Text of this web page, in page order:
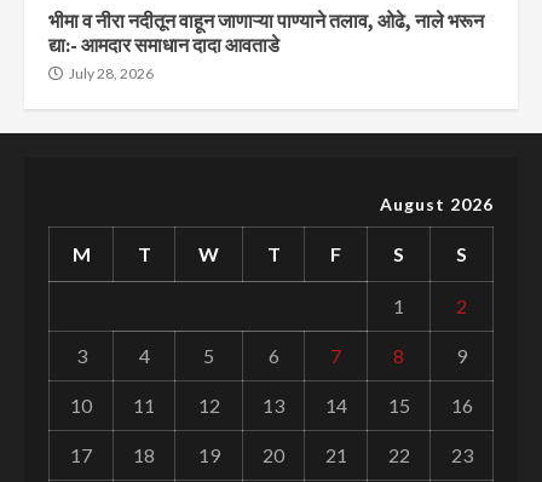
भीमा व नीरा नदीतून वाहून जाणाऱ्या पाण्याने तलाव, ओढे, नाले भरून
द्या:- आमदार समाधान दादा आवताडे
July 28, 2026
August 2026
M T W T F S S
1 2
3 4 5 6 7 8 9
10 11 12 13 14 15 16
17 18 19 20 21 22 23